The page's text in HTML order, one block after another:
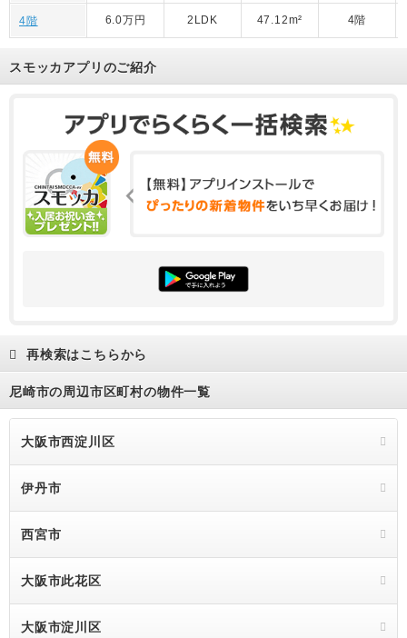
4階 6.0万円 2LDK 47.12m² 4階
スモッカアプリのご紹介
再検索はこちらから
尼崎市の周辺市区町村の物件一覧
大阪市西淀川区
伊丹市
西宮市
大阪市此花区
大阪市淀川区